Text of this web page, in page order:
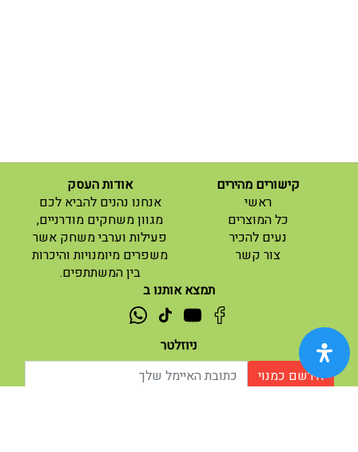
קישורים מהירים
ראשי
(current)
כל המוצרים
נעים להכיר
צור קשר
(current)
אודות העסק
אנחנו נהנים להביא לכם
מגוון משחקים מודרניים,
פעילות וערבי משחק אשר
משפרים מיומנויות והיכרות
בין המשתתפים.
תמצא אותנו ב
ניוזלטר
הירשם כמנוי